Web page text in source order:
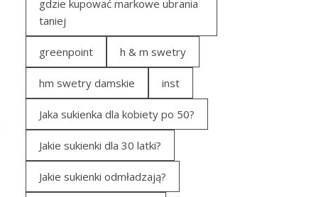
gdzie kupować markowe ubrania
taniej
greenpoint h & m swetry
hm swetry damskie inst
Jaka sukienka dla kobiety po 50?
Jakie sukienki dla 30 latki?
Jakie sukienki odmładzają?